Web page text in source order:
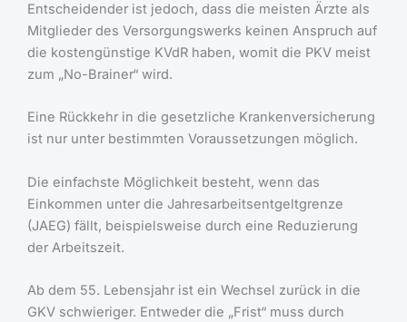
Entscheidender ist jedoch, dass die meisten Ärzte als
Mitglieder des Versorgungswerks keinen Anspruch auf
die kostengünstige KVdR haben, womit die PKV meist
zum „No-Brainer“ wird.
Eine Rückkehr in die gesetzliche Krankenversicherung
ist nur unter bestimmten Voraussetzungen möglich.
Die einfachste Möglichkeit besteht, wenn das
Einkommen unter die Jahresarbeitsentgeltgrenze
(JAEG) fällt, beispielsweise durch eine Reduzierung
der Arbeitszeit.
Ab dem 55. Lebensjahr ist ein Wechsel zurück in die
GKV schwieriger. Entweder die „Frist“ muss durch